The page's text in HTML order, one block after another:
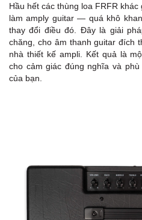
Hầu hết các thùng loa FRFR
làm amply guitar — quá khô
thay đổi điều đó. Đây là giải
chăng, cho âm thanh guitar đích
nhà thiết kế ampli. Kết quả là
cho cảm giác đúng nghĩa và
của bạn.